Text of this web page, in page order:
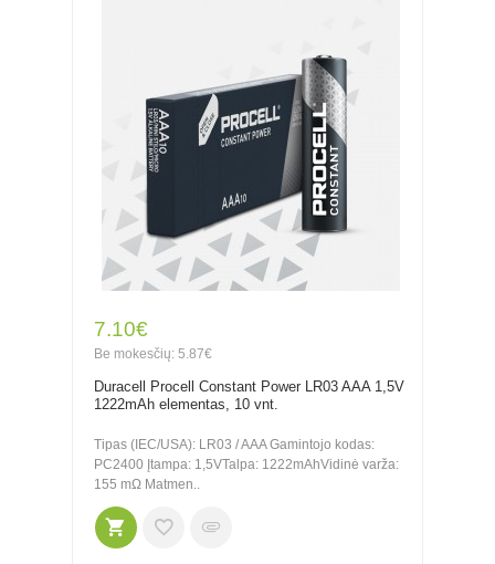
7.10€
Be mokesčių: 5.87€
Duracell Procell Constant Power LR03 AAA 1,5V
1222mAh elementas, 10 vnt.
Tipas (IEC/USA): LR03 / AAA Gamintojo kodas:
PC2400 Įtampa: 1,5VTalpa: 1222mAhVidinė varža:
155 mΩ Matmen..